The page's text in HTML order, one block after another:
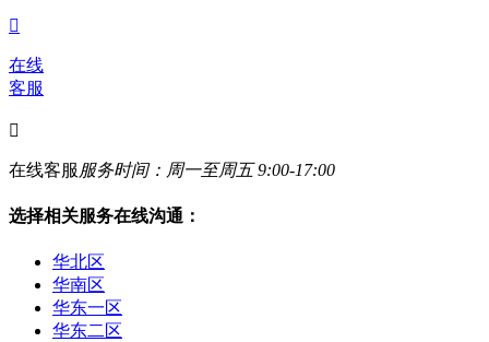

在线
客服

在线客服 服务时间：周一至周五 9:00-17:00
选择相关服务在线沟通：
华北区
华南区
华东一区
华东二区